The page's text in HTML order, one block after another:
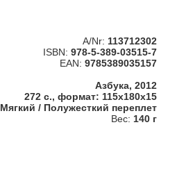
A/Nr: 113712302
ISBN: 978-5-389-03515-7
EAN: 9785389035157
Азбука, 2012
272 с., формат: 115x180x15
Мягкий / Полужесткий переплет
Вес: 140 г